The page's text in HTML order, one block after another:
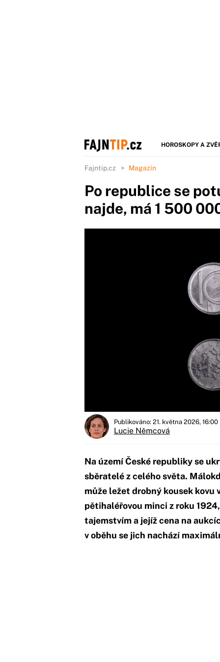
HOROSKOPY A
Fajntip.cz Magazín
Po republice se
najde, má 1 500
Publikováno: 21. května 2026, 16:00
Lucie Němcová
Na území České republiky se
sběratelé z celého světa.
může ležet drobný kousek
pětihaléřovou minci z roku
tajemstvím a jejíž cena na
v oběhu se jich nachází